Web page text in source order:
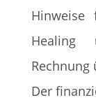
Healing
Rechnung
Der